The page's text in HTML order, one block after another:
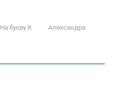
На букву К
Александра